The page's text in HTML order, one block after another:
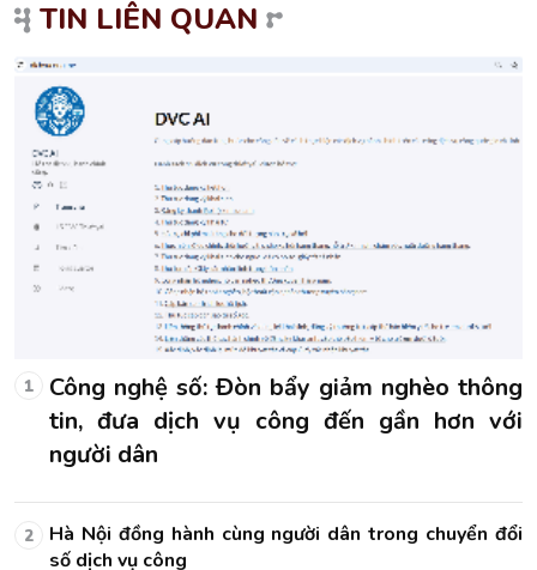
TIN LIÊN QUAN
1
Công nghệ số: Đòn bẩy giảm nghèo thông
tin, đưa dịch vụ công đến gần hơn với
người dân
2
Hà Nội đồng hành cùng người dân trong chuyển đổi
số dịch vụ công